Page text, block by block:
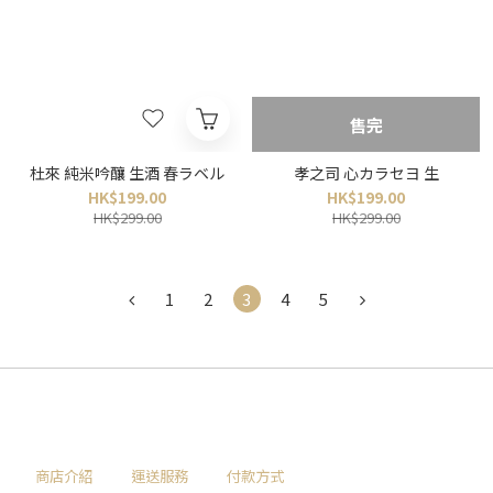
杜來 純米吟釀 生酒 春ラベル
HK$199.00
HK$299.00
售完
孝之司 心カラセヨ 生
HK$199.00
HK$299.00
1 2 3 4 5
商店介紹 運送服務 付款方式